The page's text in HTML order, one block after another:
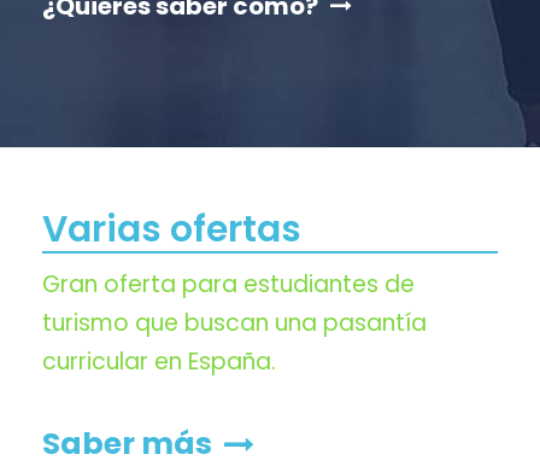
Varias ofertas
Gran oferta para estudiantes de
turismo que buscan una pasantía
curricular en España.
Saber más